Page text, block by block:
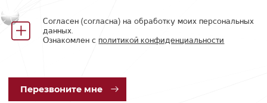
Согласен (согласна) на обработку моих персональных
данных.
Ознакомлен сполитикой конфиденциальности
Перезвоните мне